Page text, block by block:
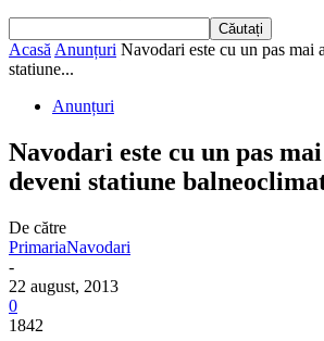
Acasă Anunțuri Navodari este cu un pas mai
statiune...
Anunțuri
Navodari este cu un pas
deveni statiune
De către
PrimariaNavodari
-
22 august, 2013
0
1842